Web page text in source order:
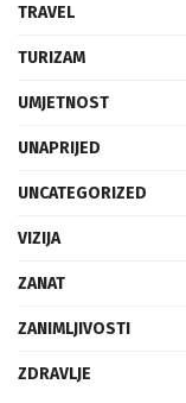
TRAVEL
TURIZAM
UMJETNOST
UNAPRIJED
UNCATEGORIZED
VIZIJA
ZANAT
ZANIMLJIVOSTI
ZDRAVLJE